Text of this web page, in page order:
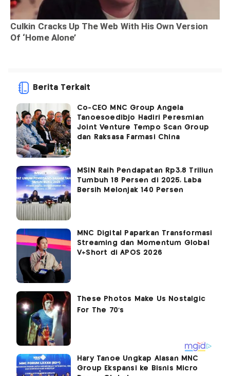
Berita Terkait
Co-CEO MNC Group Angela
Tanoesoedibjo Hadiri Peresmian
Joint Venture Tempo Scan Group
dan Raksasa Farmasi China
MSIN Raih Pendapatan Rp3,8 Triliun
Tumbuh 18 Persen di 2025, Laba
Bersih Melonjak 140 Persen
MNC Digital Paparkan Transformasi
Streaming dan Momentum Global
V+Short di APOS 2026
Hary Tanoe Ungkap Alasan MNC
Group Ekspansi ke Bisnis Micro